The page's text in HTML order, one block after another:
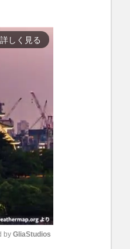
詳しく見る
by GliaStudios